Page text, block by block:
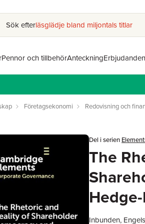
Sök efterläsglädje bland miljontals titlar
Pennor och tillbehörAnteckningErbjudanden
Företagsekonomi Redovisning och
Del i serien
The
Inbunden,